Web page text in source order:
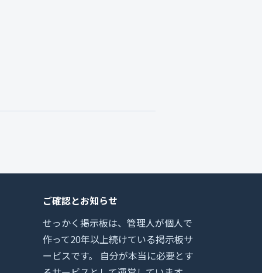
ご確認とお知らせ
せっかく掲示板は、管理人が個人で
作って20年以上続けている掲示板サ
ービスです。 自分が本当に必要とす